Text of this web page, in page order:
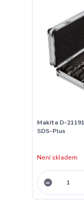
Makita D-
SDS-Plus
Není skladem